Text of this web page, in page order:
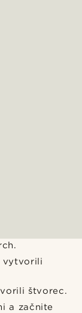
vytvorili
štvorec.
a začnite